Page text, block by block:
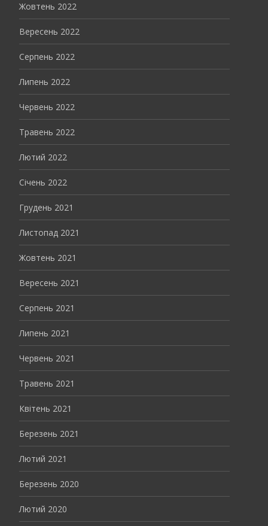
Жовтень 2022
Вересень 2022
Серпень 2022
Липень 2022
Червень 2022
Травень 2022
Лютий 2022
Січень 2022
Грудень 2021
Листопад 2021
Жовтень 2021
Вересень 2021
Серпень 2021
Липень 2021
Червень 2021
Травень 2021
Квітень 2021
Березень 2021
Лютий 2021
Березень 2020
Лютий 2020